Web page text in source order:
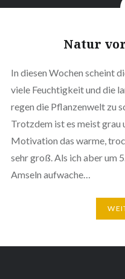
Natur
In diesen Wochen scheint
viele Feuchtigkeit und die
regen die Pflanzenwelt zu
Trotzdem ist es meist grau
Motivation das warme,
sehr groß. Als ich aber um
Amseln aufwache…